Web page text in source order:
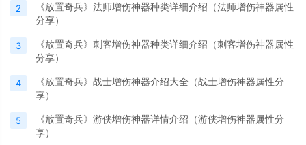
2
《放置奇兵》法师增伤神器种类详细介绍（法师增伤神器属性
分享）
3
《放置奇兵》刺客增伤神器种类详细介绍（刺客增伤神器属性
分享）
4
《放置奇兵》战士增伤神器介绍大全（战士增伤神器属性分
享）
5
《放置奇兵》游侠增伤神器详情介绍（游侠增伤神器属性分
享）